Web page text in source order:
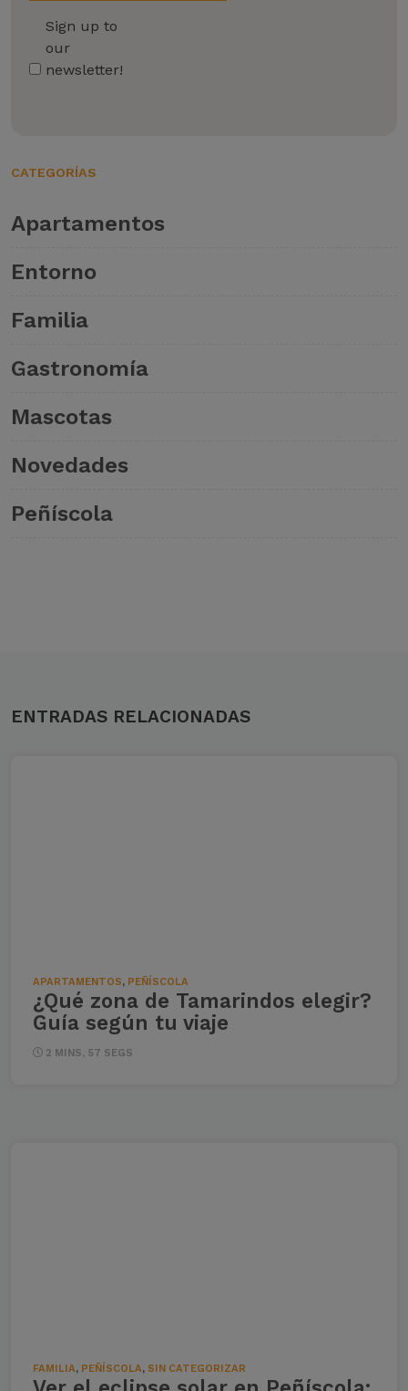
Sign up to
our
newsletter!
CATEGORÍAS
Apartamentos
Entorno
Familia
Gastronomía
Mascotas
Novedades
Peñíscola
ENTRADAS RELACIONADAS
APARTAMENTOS, PEÑÍSCOLA
¿Qué zona de Tamarindos elegir?
Guía según tu viaje
2 MINS, 57 SEGS
FAMILIA, PEÑÍSCOLA, SIN CATEGORIZAR